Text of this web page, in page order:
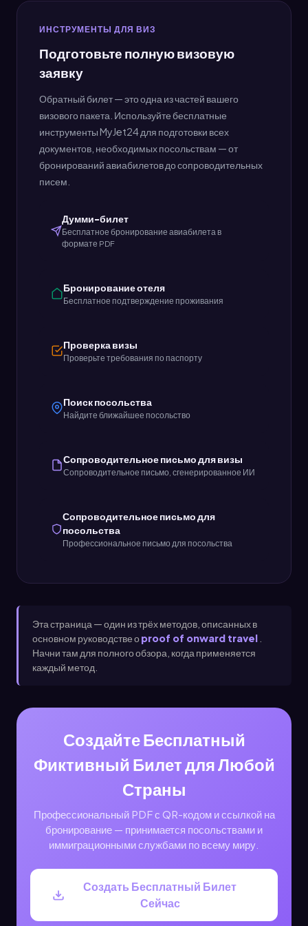
паспортом. MyJet24 позволяет
билетов — создайте один для каждого члена
семьи или спутника по путешествию.
ИНСТРУМЕНТЫ ДЛЯ ВИЗ
Подготовьте полную визовую
заявку
Обратный билет — это одна из частей вашего
визового пакета. Используйте бесплатные
инструменты MyJet24 для подготовки всех
документов, необходимых посольствам — от
бронирований авиабилетов до сопроводительных
писем.
Думми-билет
Бесплатное бронирование авиабилета в
формате PDF
Бронирование отеля
Бесплатное подтверждение проживания
Проверка визы
Проверьте требования по паспорту
Поиск посольства
Найдите ближайшее посольство
Сопроводительное письмо для визы
Сопроводительное письмо, сгенерированное ИИ
Сопроводительное письмо для
посольства
Профессиональное письмо для посольства
Эта страница — один из трёх методов, описанных в
основном руководстве оproof of onward travel
Начни там для полного обзора, когда применяется
каждый метод.
Создайте Бесплатный
Фиктивный Билет для Любой
Страны
Профессиональный PDF с QR-кодом и ссылкой на
бронирование — принимается посольствами и
иммиграционными службами по всему миру.
Создать Бесплатный Билет
Сейчас